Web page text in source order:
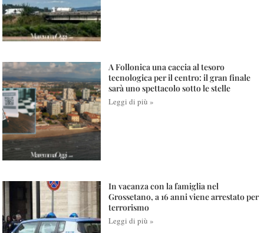
A Follonica una caccia al tesoro
tecnologica per il centro: il gran finale
sarà uno spettacolo sotto le stelle
Leggi di più »
In vacanza con la famiglia nel
Grossetano, a 16 anni viene arrestato per
terrorismo
Leggi di più »